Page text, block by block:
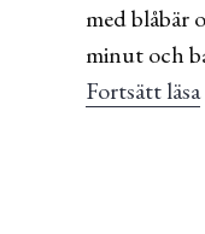
med blåbär
minut och
Fortsätt läsa